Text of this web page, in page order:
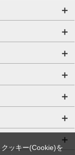
ッキー(Cookie)を